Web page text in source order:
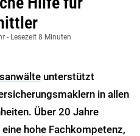
- Lesezeit 8 Minuten
unterstützt
in allen
Über 20 Jahre
hohe Fachkompetenz,